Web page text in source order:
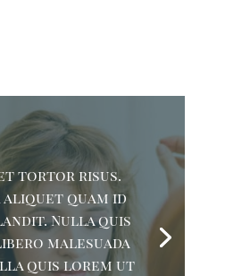
tortor risus.
quam id
Nulla quis
malesuada
quis lorem ut